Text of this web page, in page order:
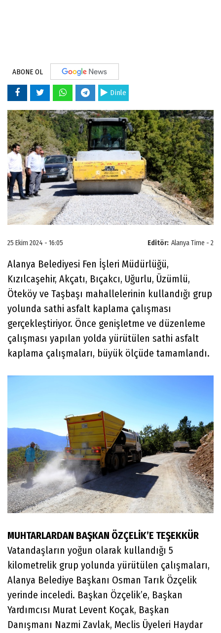
ABONE OL
Dinle
Editör: Alanya Time - 2
25 Ekim 2024 - 16:05
Alanya Belediyesi Fen İşleri Müdürlüğü,
Kızılcaşehir, Akçatı, Bıçakcı, Uğurlu, Üzümlü,
Öteköy ve Taşbaşı mahallelerinin kullandığı grup
yolunda sathi asfalt kaplama çalışması
gerçekleştiriyor. Önce genişletme ve düzenleme
çalışması yapılan yolda yürütülen sathi asfalt
kaplama çalışmaları, büyük ölçüde tamamlandı.
MUHTARLARDAN BAŞKAN ÖZÇELİK’E TEŞEKKÜR
Vatandaşların yoğun olarak kullandığı 5
kilometrelik grup yolunda yürütülen çalışmaları,
Alanya Belediye Başkanı Osman Tarık Özçelik
yerinde inceledi. Başkan Özçelik’e, Başkan
Yardımcısı Murat Levent Koçak, Başkan
Danışmanı Nazmi Zavlak, Meclis Üyeleri Haydar